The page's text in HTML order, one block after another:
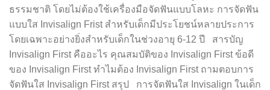
ธรรมชาติ โดยไม่ต้องใช้เครื่องมือจัดฟันแบบโลหะ การจัดฟัน
แบบใส Invisalign Frist สำหรับเด็กมีประโยชน์หลายประการ
โดยเฉพาะอย่างยิ่งสำหรับเด็กในช่วงอายุ 6-12 ปี สารบัญ
Invisalign First คืออะไร คุณสมบัติของ Invisalign First ข้อดี
ของ Invisalign First ทำไมต้อง Invisalign First ถามตอบการ
จัดฟันใส Invisalign First สรุป การจัดฟันใส Invisalign ในเด็ก